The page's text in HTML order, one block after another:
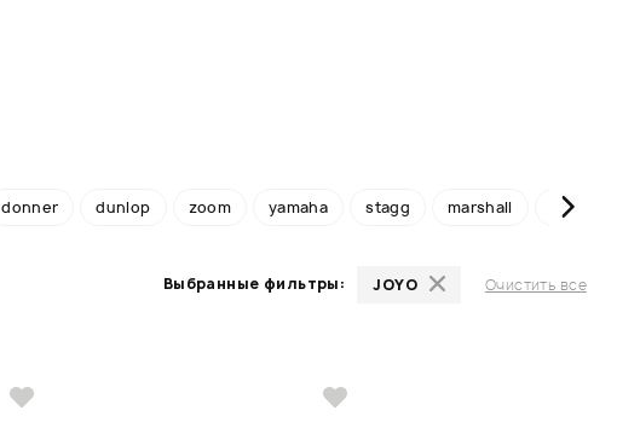
donner dunlop zoom yamaha stagg marshall roland
Выбранные фильтры: JOYO Очистить все